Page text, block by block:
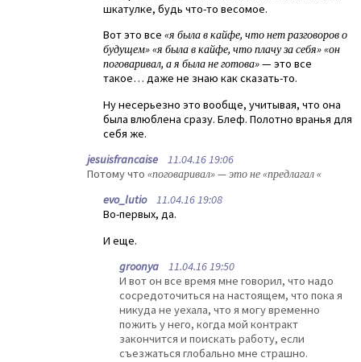
шкатулке, будь что-то весомое.
Вот это все «я была в кайфе, что нет разговоров о
будущем» «я была в кайфе, что плачу за себя» «он
поговаривал, а я была не готова»— это все
такое… даже не знаю как сказать-то.
Ну несерьезно это вообще, учитывая, что она
была влюблена сразу. Блеф. Полотно вранья для
себя же.
jesuisfrancaise 11.04.16 19:06
Потому что «поговаривал» — это не «предлагал «
evo_lutio11.04.16 19:08
Во-первых, да.
И еще.
groonya 11.04.16 19:50
И вот он все время мне говорил, что надо
сосредоточиться на настоящем, что пока я
никуда не уехала, что я могу временно
пожить у него, когда мой контракт
закончится и поискать работу, если
съезжаться глобально мне страшно.